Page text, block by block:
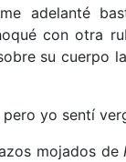
adelanté
con otra
su cuerpo
yo sentí
mojados de